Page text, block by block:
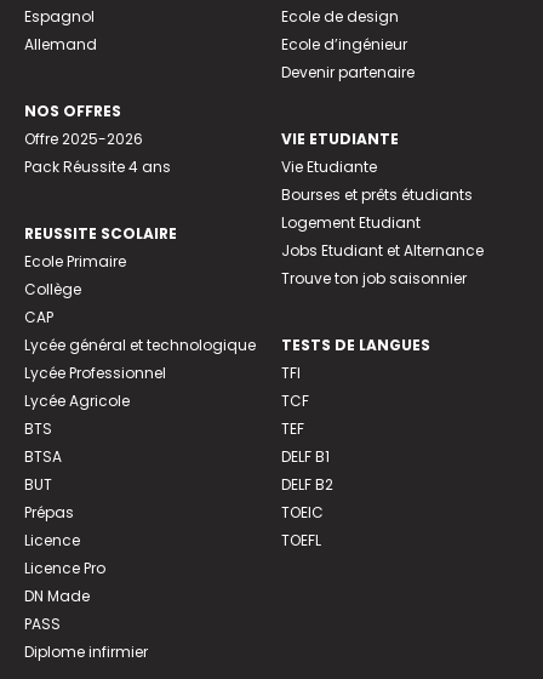
Espagnol
Allemand
NOS OFFRES
Offre 2025-2026
Pack Réussite 4 ans
REUSSITE SCOLAIRE
Ecole Primaire
Collège
CAP
Lycée général et technologique
Lycée Professionnel
Lycée Agricole
BTS
BTSA
BUT
Prépas
Licence
Licence Pro
DN Made
PASS
Diplome infirmier
Ecole de design
Ecole d’ingénieur
Devenir partenaire
VIE ETUDIANTE
Vie Etudiante
Bourses et prêts étudiants
Logement Etudiant
Jobs Etudiant et Alternance
Trouve ton job saisonnier
TESTS DE LANGUES
TFI
TCF
TEF
DELF B1
DELF B2
TOEIC
TOEFL